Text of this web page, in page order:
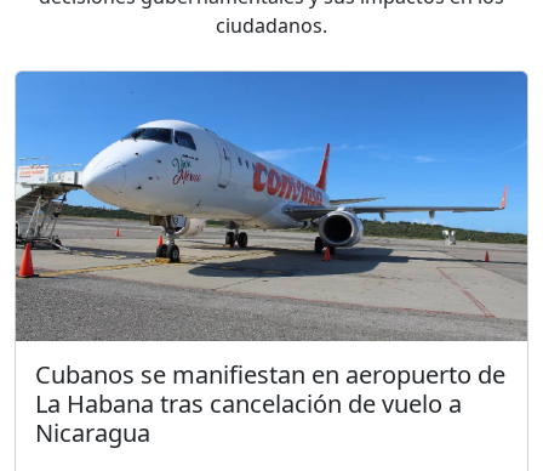
ciudadanos.
Cubanos se manifiestan en aeropuerto de
La Habana tras cancelación de vuelo a
Nicaragua